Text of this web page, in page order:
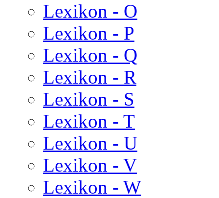
Lexikon - O
Lexikon - P
Lexikon - Q
Lexikon - R
Lexikon - S
Lexikon - T
Lexikon - U
Lexikon - V
Lexikon - W